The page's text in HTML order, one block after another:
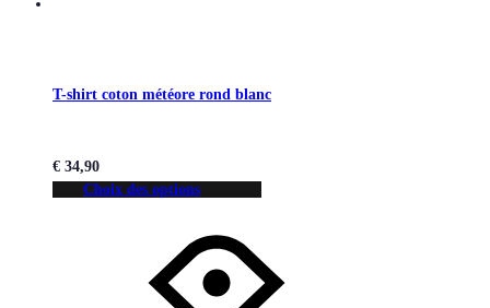
T-shirt coton météore rond blanc
€ 34,90
Choix des options